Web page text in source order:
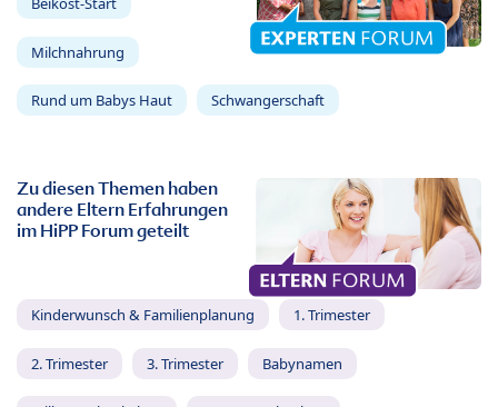
Milchnahrung
Rund um Babys Haut Schwangerschaft
Zu diesen Themen haben
andere Eltern Erfahrungen
im HiPP Forum geteilt
Kinderwunsch & Familienplanung 1. Trimester
2. Trimester 3. Trimester Babynamen